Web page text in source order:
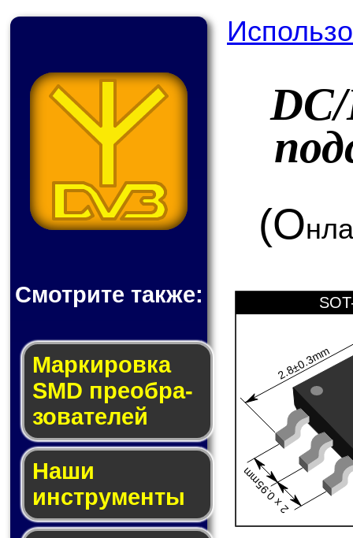
Смотрите также:
Мар­ки­ров­ка
SMD пре­об­ра­
зо­ва­те­лей
Наши
инструменты
(О
2.8±0.3mm
2 x 0.95mm